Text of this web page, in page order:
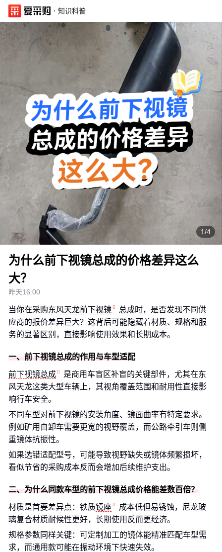
· 知识科普
1/4
为什么前下视镜总成的价格差异这么
大？
昨天16:00
当你在采购东风天龙前下视镜
总成时，是否发现不同供
应商的报价差异巨大？这背后可能隐藏着材质、规格和服
务的显著区别，直接影响使用效果和长期成本。
一、前下视镜总成的作用与车型适配
前下视镜总成
是商用车盲区补盲的关键部件，尤其在东
风天龙这类大型车辆上，其视角覆盖范围和耐用性直接影
响行车安全。
不同车型对前下视镜的安装角度、镜面曲率有特定要求。
例如矿用自卸车需要更宽的视野覆盖，而公路牵引车则侧
重镜体抗振性。
如果选错适配型号，可能导致视野缺失或镜体频繁损坏，
看似节省的采购成本反而会增加后续维护支出。
二、为什么同款车型的前下视镜总成价格能差数百倍？
材质是首要差异点：铁质镜座
成本低但易锈蚀，尼龙玻
璃复合材质耐候性更好，长期使用反而更经济。
规格参数同样关键：可定制加工的镜体能精准匹配车型需
求，而通用款可能在振动环境下快速失效。